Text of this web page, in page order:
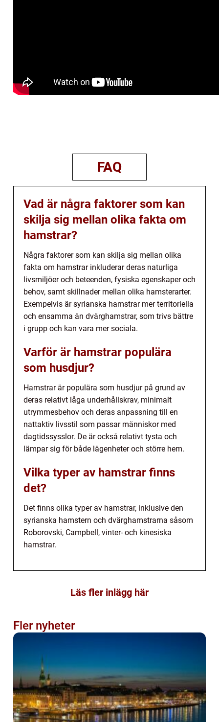
FAQ
Vad är några faktorer som kan
skilja sig mellan olika fakta om
hamstrar?
Några faktorer som kan skilja sig mellan olika
fakta om hamstrar inkluderar deras naturliga
livsmiljöer och beteenden, fysiska egenskaper och
behov, samt skillnader mellan olika hamsterarter.
Exempelvis är syrianska hamstrar mer territoriella
och ensamma än dvärghamstrar, som trivs bättre
i grupp och kan vara mer sociala.
Varför är hamstrar populära
som husdjur?
Hamstrar är populära som husdjur på grund av
deras relativt låga underhållskrav, minimalt
utrymmesbehov och deras anpassning till en
nattaktiv livsstil som passar människor med
dagtidssysslor. De är också relativt tysta och
lämpar sig för både lägenheter och större hem.
Vilka typer av hamstrar finns
det?
Det finns olika typer av hamstrar, inklusive den
syrianska hamstern och dvärghamstrarna såsom
Roborovski, Campbell, vinter- och kinesiska
hamstrar.
Läs fler inlägg här
Fler nyheter